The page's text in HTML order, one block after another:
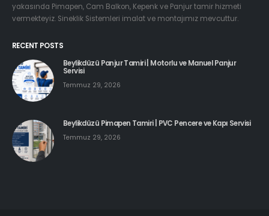
yakasında Pimapen, Cam Balkon, Kepenk ve Panjur tamir hizmeti
vermekteyiz. Sineklik Sistemleri imalat ve montajımız mevcuttur.
RECENT POSTS
Beylikdüzü Panjur Tamiri | Motorlu ve Manuel Panjur
Servisi
Temmuz 29, 2026
Beylikdüzü Pimapen Tamiri | PVC Pencere ve Kapı Servisi
Temmuz 29, 2026